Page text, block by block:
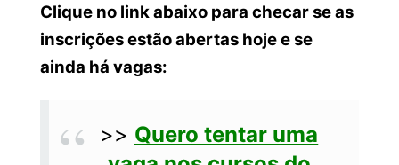
Clique no link abaixo para checar se as
inscrições estão abertas hoje e se
ainda há vagas:
>> Quero tentar uma